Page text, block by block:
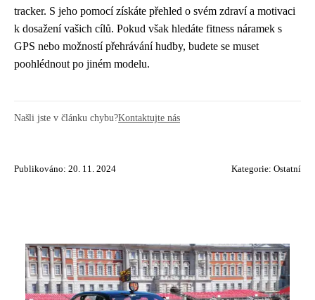
tracker. S jeho pomocí získáte přehled o svém zdraví a motivaci
k dosažení vašich cílů. Pokud však hledáte fitness náramek s
GPS nebo možností přehrávání hudby, budete se muset
poohlédnout po jiném modelu.
Našli jste v článku chybu?Kontaktujte nás
Publikováno: 20. 11. 2024 Kategorie: Ostatní